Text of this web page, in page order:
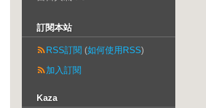
訂閱本站
RSS訂閱 (如何使用RSS)
加入訂閱
Kaza